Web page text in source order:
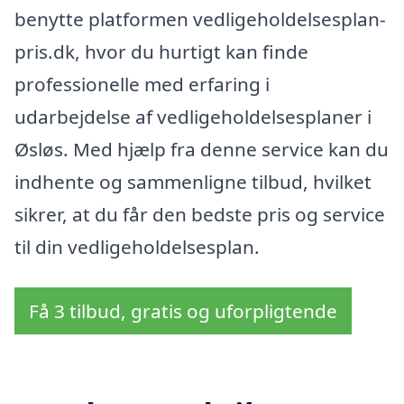
benytte platformen vedligeholdelsesplan-
pris.dk, hvor du hurtigt kan finde
professionelle med erfaring i
udarbejdelse af vedligeholdelsesplaner i
Øsløs. Med hjælp fra denne service kan du
indhente og sammenligne tilbud, hvilket
sikrer, at du får den bedste pris og service
til din vedligeholdelsesplan.
Få 3 tilbud, gratis og uforpligtende